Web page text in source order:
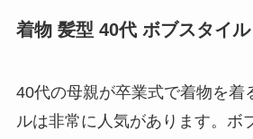
着物 髪型 40代 ボブスタイル
40代の母親が卒業式で着物を着
ルは非常に人気があります。ボ